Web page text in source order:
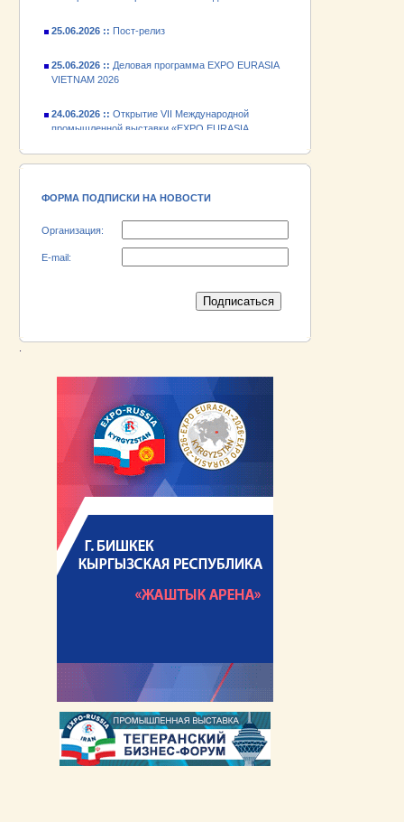
VIETNAM 2026
промышленной выставки «EXPO EURASIA
VIETNAM 2026»
ФОРМА ПОДПИСКИ НА НОВОСТИ
Организация:
E-mail: